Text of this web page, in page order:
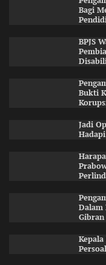
Bagi
BPJS
Bukti
Jadi
Dalam
Gibran